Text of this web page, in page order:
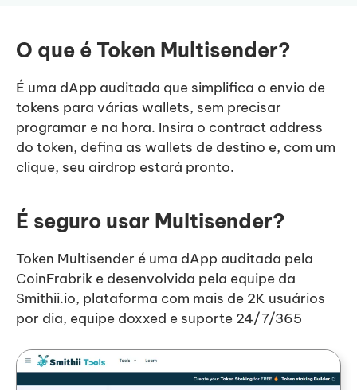
O que é Token Multisender?
É uma dApp auditada que simplifica o envio de
tokens para várias wallets, sem precisar
programar e na hora. Insira o contract address
do token, defina as wallets de destino e, com um
clique, seu airdrop estará pronto.
É seguro usar Multisender?
Token Multisender é uma dApp auditada pela
CoinFrabrik e desenvolvida pela equipe da
Smithii.io, plataforma com mais de 2K usuários
por dia, equipe doxxed e suporte 24/7/365